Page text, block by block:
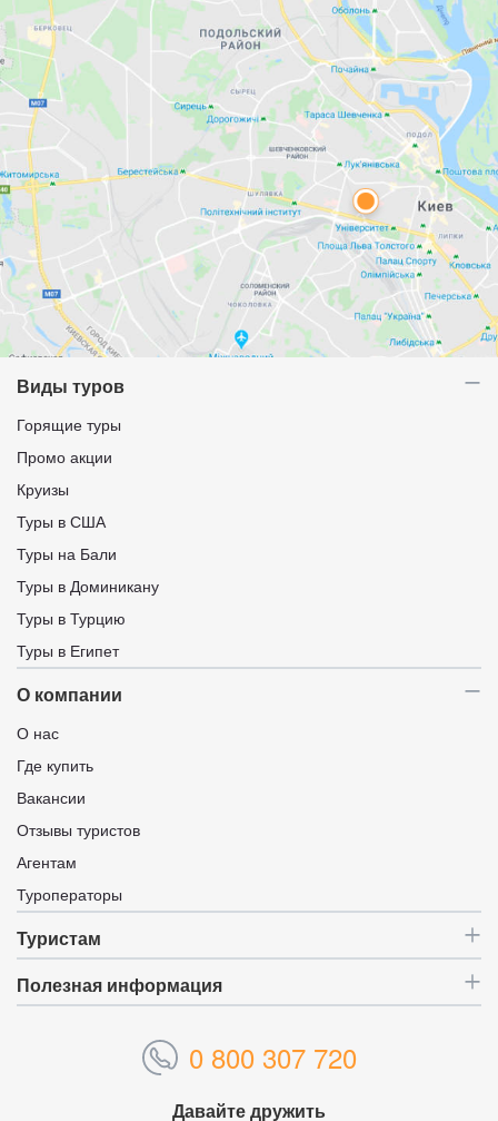
Виды туров
Горящие туры
Промо акции
Круизы
Туры в США
Туры на Бали
Туры в Доминикану
Туры в Турцию
Туры в Египет
О компании
О нас
Где купить
Вакансии
Отзывы туристов
Агентам
Туроператоры
Туристам
Полезная информация
0 800 307 720
Давайте дружить